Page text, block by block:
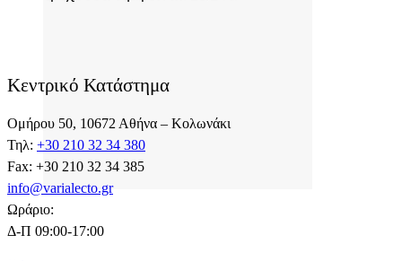
Κεντρικό Κατάστημα
Ομήρου 50, 10672 Αθήνα – Κολωνάκι
Τηλ: +30 210 32 34 380
Fax: +30 210 32 34 385
info@varialecto.gr
Ωράριο:
Δ-Π 09:00-17:00